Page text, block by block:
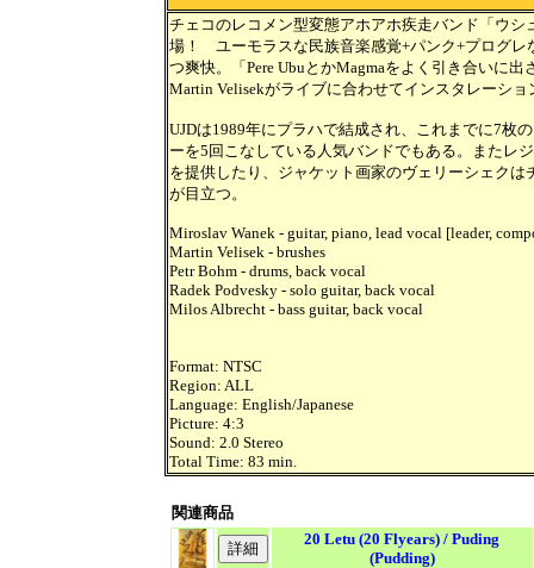
チェコのレコメン型変態アホアホ疾走バンド「ウ
場！ ユーモラスな民族音楽感覚+パンク+プログレ
つ爽快。「Pere UbuとかMagmaをよく引き合いに
Martin Velisekがライブに合わせてインスタレーシ
UJDは1989年にプラハで結成され、これまでに7枚
ーを5回こなしている人気バンドでもある。またレ
を提供したり、ジャケット画家のヴェリーシェク
が目立つ。
Miroslav Wanek - guitar, piano, lead vocal [leader,
Martin Velisek - brushes
Petr Bohm - drums, back vocal
Radek Podvesky - solo guitar, back vocal
Milos Albrecht - bass guitar, back vocal
Format: NTSC
Region: ALL
Language: English/Japanese
Picture: 4:3
Sound: 2.0 Stereo
Total Time: 83 min.
関連商品
20 Letu (20 Flyears) / Puding
(Pudding)